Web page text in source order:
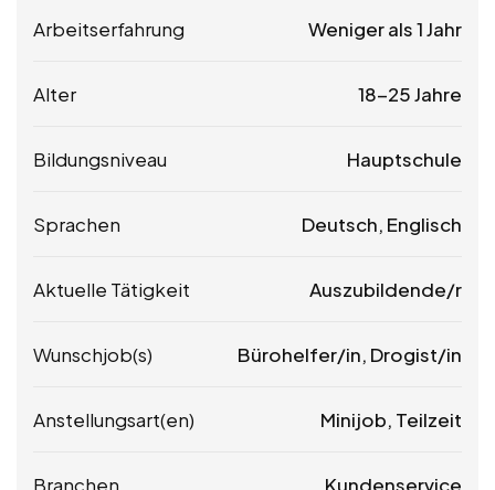
Arbeitserfahrung Weniger als 1 Jahr
Alter 18-25 Jahre
Bildungsniveau Hauptschule
Sprachen Deutsch, Englisch
Aktuelle Tätigkeit Auszubildende/r
Wunschjob(s) Bürohelfer/in, Drogist/in
Anstellungsart(en) Minijob, Teilzeit
Branchen Kundenservice